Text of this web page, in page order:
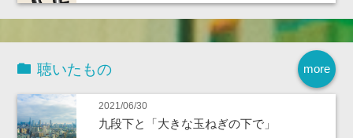
more
聴いたもの
2021/06/30
九段下と「大きな玉ねぎの下で」